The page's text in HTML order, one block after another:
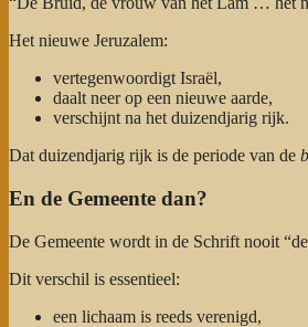
Het nieuwe Jeruzalem:
vertegenwoordigt Israël,
daalt neer op een nieuwe aarde,
verschijnt na het duizendjarig rijk.
Dat duizendjarig rijk is de periode van de
En de Gemeente dan?
De Gemeente wordt in de Schrift nooit
Dit verschil is essentieel:
een lichaam is reeds verenigd,